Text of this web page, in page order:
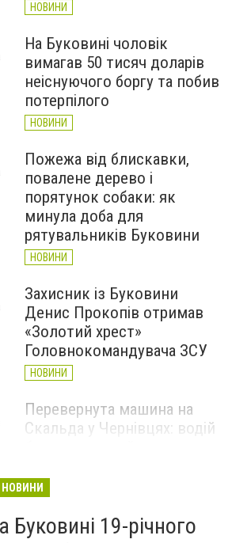
НОВИНИ
На Буковині чоловік
вимагав 50 тисяч доларів
неіснуючого боргу та побив
потерпілого
НОВИНИ
Пожежа від блискавки,
повалене дерево і
порятунок собаки: як
минула доба для
рятувальників Буковини
НОВИНИ
Захисник із Буковини
Денис Прокопів отримав
«Золотий хрест»
Головнокомандувача ЗСУ
НОВИНИ
Перевернута машина на
Скальда у Чернівцях: водій
зафіксували новий
Буковині 19-річного